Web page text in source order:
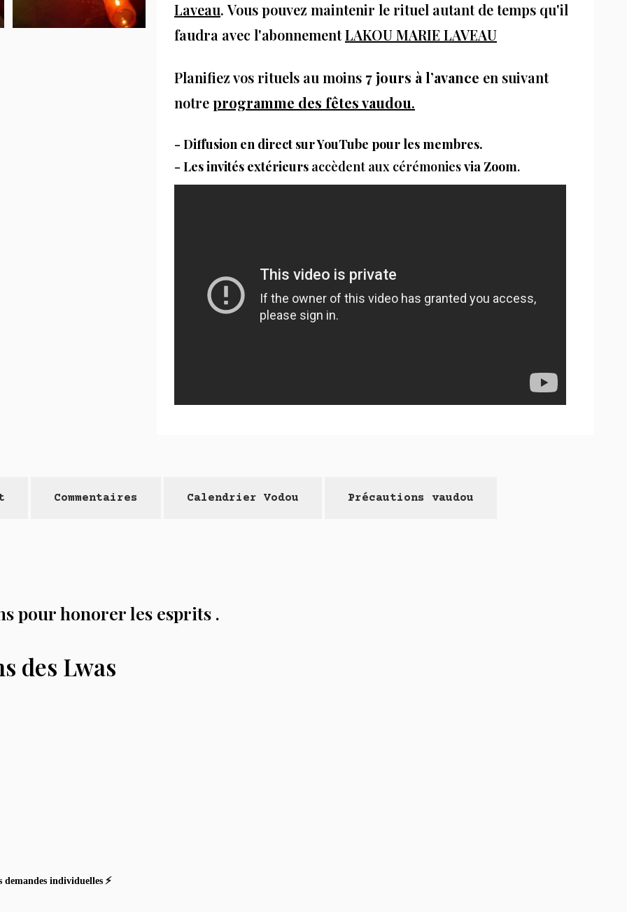
Laveau. Vous pouvez maintenir le rituel autant de temps qu'il
faudra avec l'abonnementLAKOU MARIE LAVEAU
Planifiez vos rituels au moins 7 jours à l’avance en suivant
notreprogramme des fêtes vaudou.
- Diffusion en direct sur YouTube pour les membres.
- Les invités extérieurs accèdent aux cérémoniesvia Zoom.
Commentaires Calendrier Vodou Précautions vaudou
pour honorer les esprits .
des Lwas
demandes individuelles ⚡️